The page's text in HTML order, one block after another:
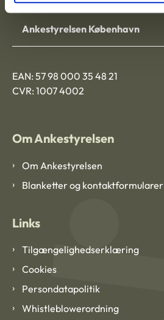
Ankestyrelsen København
EAN: 57 98 000 35 48 21
CVR: 1007 4002
Om Ankestyrelsen
Om Ankestyrelsen
Blanketter og kontaktformularer
Links
Tilgængelighedserklæring
Cookies
Persondatapolitik
Whistleblowerordning